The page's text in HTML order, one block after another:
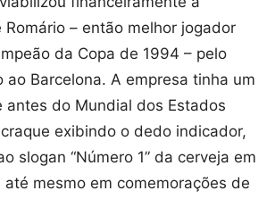
– então melhor jogador
da Copa de 1994 – pelo
ao Barcelona. A empresa tinha um
antes do Mundial dos Estados
exibindo o dedo indicador,
slogan “Número 1” da cerveja em
até mesmo em comemorações de